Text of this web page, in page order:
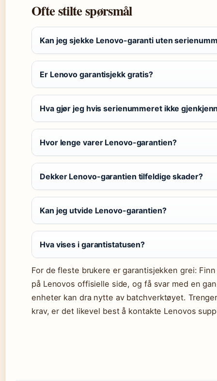
Ofte stilte spørsmål
Kan jeg sjekke Lenovo-garanti uten
Er Lenovo garantisjekk gratis?
Hva gjør jeg hvis serienummeret ikke
Hvor lenge varer Lenovo-garantien?
Dekker Lenovo-garantien tilfeldige skader?
Kan jeg utvide Lenovo-garantien?
Hva vises i garantistatusen?
For de fleste brukere er garantisjekken grei:
på Lenovos offisielle side, og få svar med en
enheter kan dra nytte av batchverktøyet.
krav, er det likevel best å kontakte Lenovos